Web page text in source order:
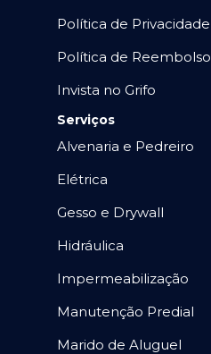
Política de Privacidade
Política de Reembolso
Invista no Grifo
Serviços
Alvenaria e Pedreiro
Elétrica
Gesso e Drywall
Hidráulica
Impermeabilização
Manutenção Predial
Marido de Aluguel